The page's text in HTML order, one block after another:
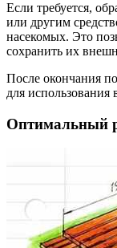
Если требуется,
или другим
насекомых. Это
сохранить их
После окончания
для использования
Оптимальный